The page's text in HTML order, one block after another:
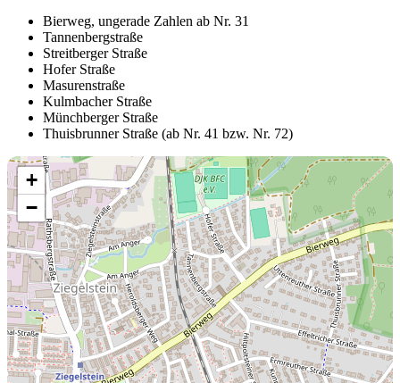
Bierweg, ungerade Zahlen ab Nr. 31
Tannenbergstraße
Streitberger Straße
Hofer Straße
Masurenstraße
Kulmbacher Straße
Münchberger Straße
Thuisbrunner Straße (ab Nr. 41 bzw. Nr. 72)
+
−